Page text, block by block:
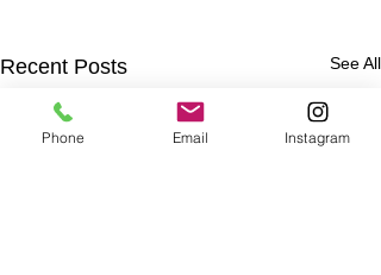
Recent Posts See All
Phone Email Instagram